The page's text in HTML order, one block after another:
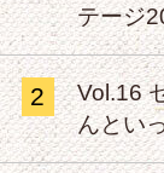
テージ
2
Vol.16
んとい